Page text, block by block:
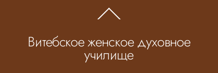
To
Витебское женское духовное
училище